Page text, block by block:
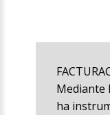
Mediante
ha